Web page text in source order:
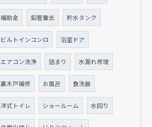
補助金 鉛管撤去 貯水タンク
ビルトインコンロ 浴室ドア
エアコン洗浄 詰まり 水漏れ修理
裏木戸補修 お風呂 食洗器
洋式トイレ ショールーム 水回り